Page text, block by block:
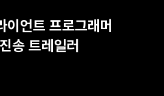
이언트 프로그래머
송 트레일러